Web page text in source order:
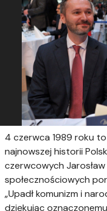
4 czerwca 1989 roku
najnowszej historii
czerwcowych Jarosław
społecznościowych
„Upadł komunizm i
dziękując